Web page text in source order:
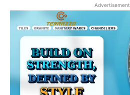
Advertisement